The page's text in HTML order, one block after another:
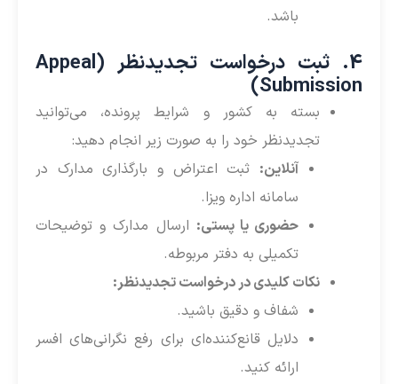
باشد.
4. ثبت درخواست تجدیدنظر (Appeal
Submission)
بسته به کشور و شرایط پرونده، می‌توانید
تجدیدنظر خود را به صورت زیر انجام دهید:
آنلاین: ثبت اعتراض و بارگذاری مدارک در
سامانه اداره ویزا.
حضوری یا پستی: ارسال مدارک و توضیحات
تکمیلی به دفتر مربوطه.
نکات کلیدی در درخواست تجدیدنظر:
شفاف و دقیق باشید.
دلایل قانع‌کننده‌ای برای رفع نگرانی‌های افسر
ارائه کنید.